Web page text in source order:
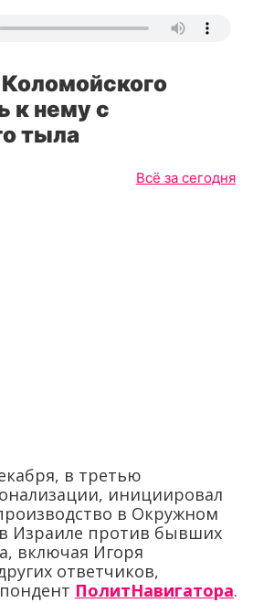
к нему с
тыла
Всё за сегодня
в третью
инициировал
в Окружном
Израиле против бывших
включая Игоря
ответчиков,
ПолитНавигатора.